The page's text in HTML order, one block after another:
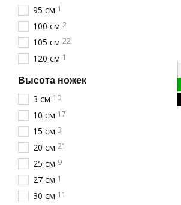
95 см 1
100 см 2
105 см 22
120 см 1
Высота ножек
3 см 10
10 см 17
15 см 3
20 см 21
25 см 9
27 см 1
30 см 11